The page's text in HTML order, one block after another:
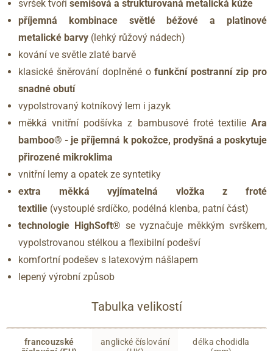
svršek tvoří semišová a strukturovaná metalická kůže
příjemná kombinace světlé béžové a platinové
metalické barvy (lehký růžový nádech)
kování ve světle zlaté barvě
klasické šněrování doplněné ofunkční postranní zip pro
snadné obutí
vypolstrovaný kotníkový lem i jazyk
měkká vnitřní podšívka z bambusové froté textilie Ara
bamboo® - je příjemná k pokožce, prodyšná a poskytuje
přirozené mikroklima
vnitřní lemy a opatek ze syntetiky
extra měkká vyjímatelná vložka z froté
textilie (vystouplé srdíčko, podélná klenba, patní část)
technologie HighSoft® se vyznačuje měkkým svrškem,
vypolstrovanou stélkou a flexibilní podešví
komfortní podešev s latexovým nášlapem
lepený výrobní způsob
Tabulka velikostí
francouzské
anglické číslování
délka chodidla